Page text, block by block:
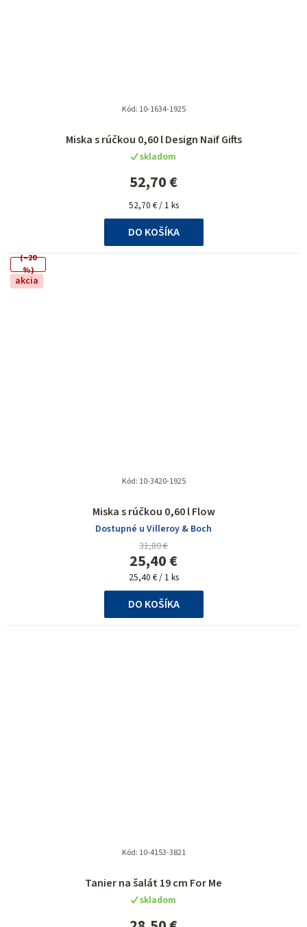
Miska s rúčkou 0,60 l Design Naif Gifts
skladom
52,70 €
Jednotková
cena:
52,70 € / 1 ks
DO KOŠÍKA
Kód: 10-1634-1925
akcia
Miska s rúčkou 0,60 l Flow
Dostupné u Villeroy & Boch
25,40 €
31,80 €
(–20
%)
Jednotková
cena:
25,40 € / 1 ks
DO KOŠÍKA
Kód: 10-3420-1925
Tanier na šalát 19 cm For Me
skladom
Kód: 10-4153-3821